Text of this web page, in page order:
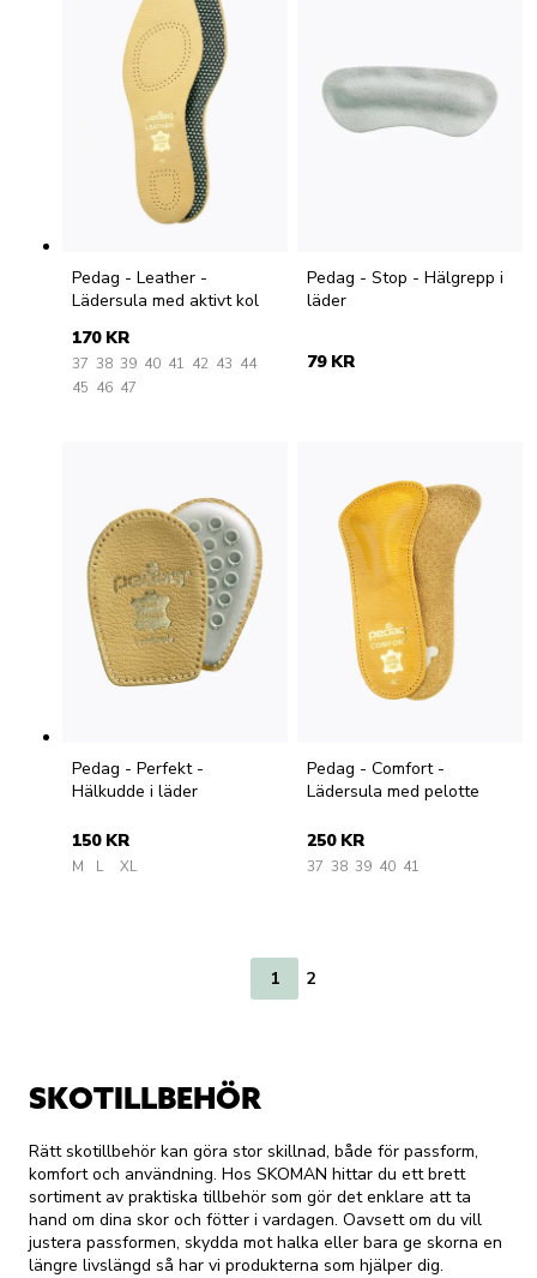
Pedag - Leather -
Lädersula med aktivt kol
170 KR
37 38 39 40 41 42 43 44
45 46 47
Pedag - Stop - Hälgrepp i
läder
79 KR
Pedag - Perfekt -
Hälkudde i läder
150 KR
M L XL
Pedag - Comfort -
Lädersula med pelotte
250 KR
37 38 39 40 41
1 2
SKOTILLBEHÖR
Rätt skotillbehör kan göra stor skillnad, både för passform,
komfort och användning. Hos SKOMAN hittar du ett brett
sortiment av praktiska tillbehör som gör det enklare att ta
hand om dina skor och fötter i vardagen. Oavsett om du vill
justera passformen, skydda mot halka eller bara ge skorna en
längre livslängd så har vi produkterna som hjälper dig.